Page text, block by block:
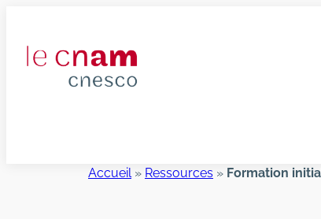
contenu
Accueil» Ressources » Formation